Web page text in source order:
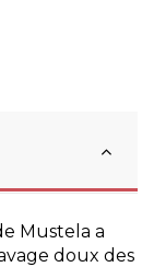
Mustela a
doux des